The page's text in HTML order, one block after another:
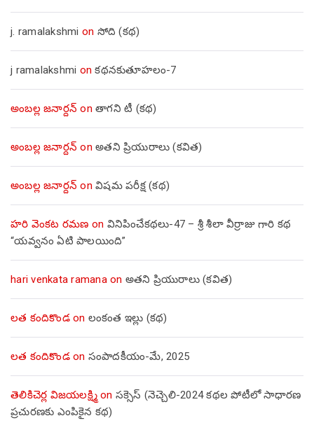
j. ramalakshmi on సోది (కథ)
j ramalakshmi onకథనకుతూహలం-7
అంబల్ల జనార్దన్ on తాగని టీ (కథ)
అంబల్ల జనార్దన్ on అతని ప్రియురాలు (కవిత)
అంబల్ల జనార్దన్ on విషమ పరీక్ష (క‌థ‌)
హరి వెంకట రమణ on వినిపించేకథలు-47 – శ్రీ శీలా వీర్రాజు గారి కథ
“యవ్వనం ఏటి పాలయింది”
hari venkata ramanaon అతని ప్రియురాలు (కవిత)
లత కందికొండon లంకంత ఇల్లు (కథ)
లత కందికొండon సంపాదకీయం-మే, 2025
తెలికిచెర్ల విజయలక్ష్మిon సక్సెస్ (నెచ్చెలి-2024 కథల పోటీలో సాధారణ
ప్రచురణకు ఎంపికైన కథ)